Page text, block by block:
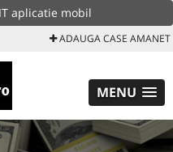
aplicatie mobil
ADAUGA CASE AMANET
MENU